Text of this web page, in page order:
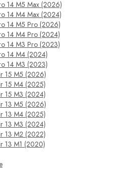
14 M5 Max (2026)
14 M4 Max (2024)
14 M5 Pro (2026)
14 M4 Pro (2024)
14 M3 Pro (2023)
14 M4 (2024)
14 M3 (2023)
15 M5 (2026)
15 M4 (2025)
15 M3 (2024)
13 M5 (2026)
13 M4 (2025)
13 M3 (2024)
13 M2 (2022)
13 M1 (2020)